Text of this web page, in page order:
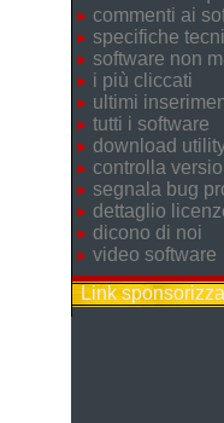
commenti ai
specifiche
software non
i più cliccati
ultimi
tutti i software
download
controlla
segnala bug
dettaglio
dicono di noi
video software
Link